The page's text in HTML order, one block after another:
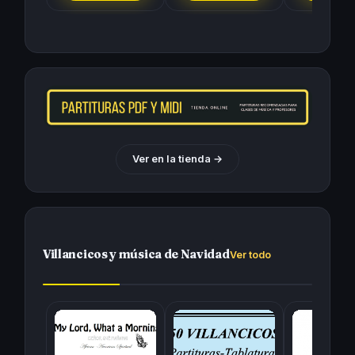
Ver en la tienda →
Villancicos y música de NavidadVer todo